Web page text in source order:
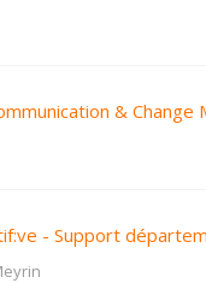
& Change
- Support